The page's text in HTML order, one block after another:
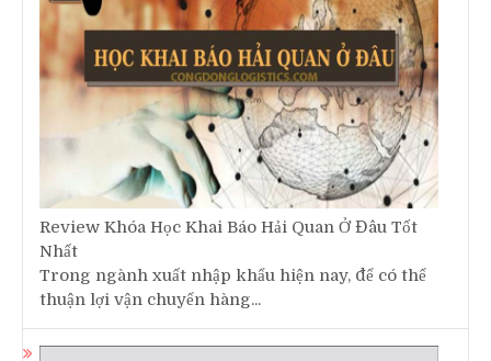
Review Khóa Học Khai Báo Hải Quan Ở Đâu Tốt
Nhất
Trong ngành xuất nhập khẩu hiện nay, để có thể
thuận lợi vận chuyển hàng...